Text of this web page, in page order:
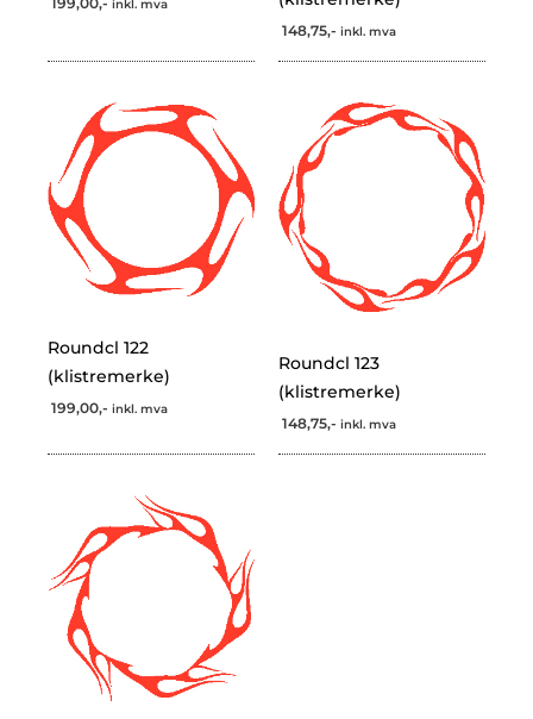
inkl. mva
148,75,- inkl. mva
Roundcl 122
(klistremerke)
199,00,- inkl. mva
Roundcl 123
(klistremerke)
148,75,- inkl. mva